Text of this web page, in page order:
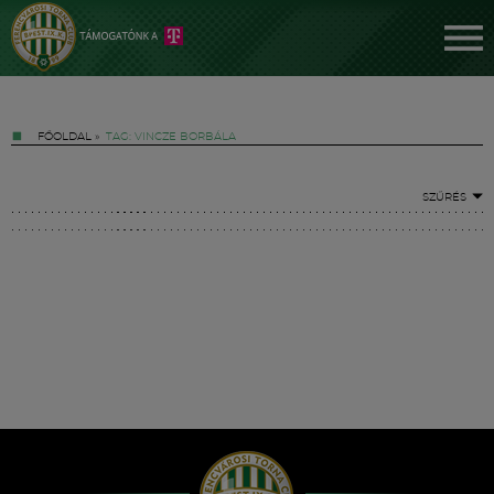
FŐOLDAL » TAG: VINCZE BORBÁLA
SZŰRÉS
Hírek